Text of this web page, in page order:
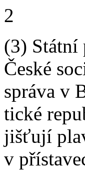
2
(3) Státní
České
správa v
tické
jišťují
v